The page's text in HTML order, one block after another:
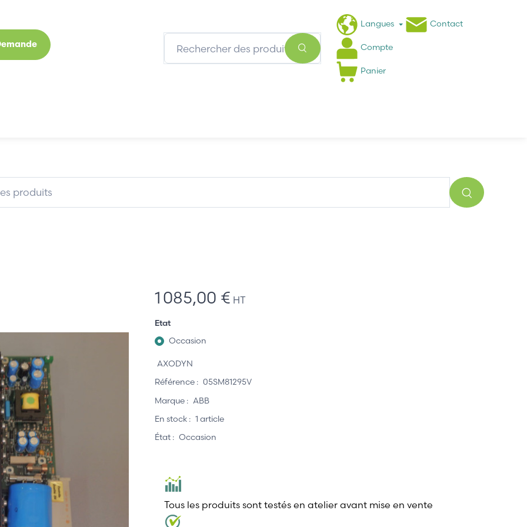
Langues Contact
Compte
Panier
1 085,00 € HT
Etat
Occasion
AXODYN
Référence : 05SM81295V
Marque : ABB
En stock : 1 article
État : Occasion
Tous les produits sont testés en atelier avant mise en vente